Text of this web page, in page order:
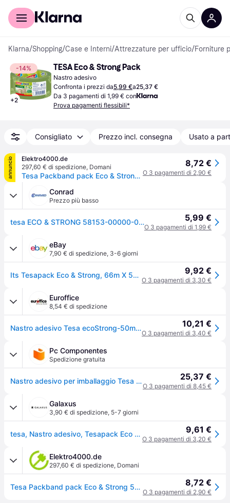
Per il tuo shopping
Klarna/Shopping/Case e Interni/Attrezzature per ufficio/Forniture
-14%
+2
TESA Eco & Strong Pack
Nastro adesivo
Confronta i prezzi da5,99 €a25,37 €
Da 3 pagamenti di 1,99 € con
Prova pagamenti flessibili*
Consigliato Prezzo incl. consegna Usato a
annuncio
Elektro4000.de
297,60 € di spedizione, Domani
Tesa Packband pack Eco & Strong 58153-00000 50mmx66m transparent 164228403
8,72 €
O 3 pagamenti di 2,90 €
Conrad
Prezzo più basso
tesa ECO & STRONG 58153-00000-00 Nastro da imballo tesapack® Trasparente (L x L) 66 m x 50 mm 1 pz. 5,99 €
O 3 pagamenti di 1,99 €
eBay
7,90 € di spedizione, 3-6 giorni
Its Tesapack Eco & Strong, 66m X 50mm, Trasparente 9,92 €
O 3 pagamenti di 3,30 €
Euroffice
8,54 € di spedizione
Nastro adesivo Tesa ecoStrong-50mmx66mt 10,21 €
O 3 pagamenti di 3,40 €
Pc Componentes
Spedizione gratuita
Nastro adesivo per imballaggio Tesa tesapack Eco & Strong 66 m x 50 mm trasparente 25,37 €
O 3 pagamenti di 8,45 €
Galaxus
3,90 € di spedizione, 5-7 giorni
tesa, Nastro adesivo, Tesapack Eco & Strong (50mm) 9,61 €
O 3 pagamenti di 3,20 €
Elektro4000.de
297,60 € di spedizione, Domani
Tesa Packband pack Eco & Strong 58153-00000 50mmx66m transparent 164228403 8,72 €
O 3 pagamenti di 2,90 €